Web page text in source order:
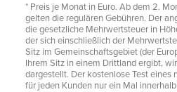
* Preis je Monat in Euro. Ab dem 2.
gelten die regulären Gebühren. Der
die gesetzliche Mehrwertsteuer in
der sich einschließlich der
Sitz im Gemeinschaftsgebiet (der
Ihrem Sitz in einem Drittland ergibt,
dargestellt. Der kostenlose Test eines
für jeden Kunden nur ein Mal